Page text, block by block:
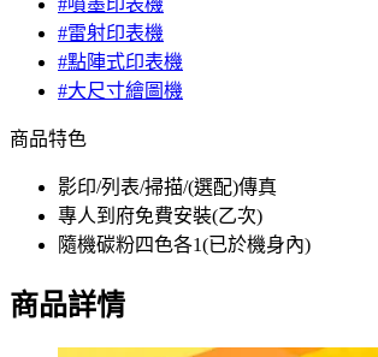
#噴墨印表機
#雷射印表機
#點陣式印表機
#大尺寸繪圖機
商品特色
影印/列表/掃描/(選配)傳真
專人到府免費安裝(乙次)
隨機碳粉四色各1(已於機身內)
商品詳情